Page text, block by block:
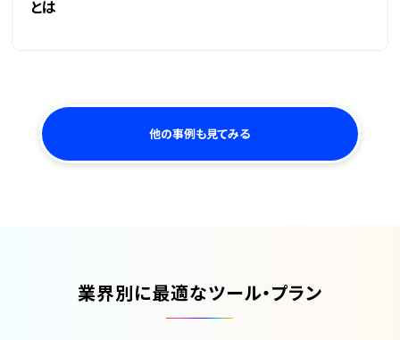
とは
他の事例も見てみる
業界別に最適なツール・プラン